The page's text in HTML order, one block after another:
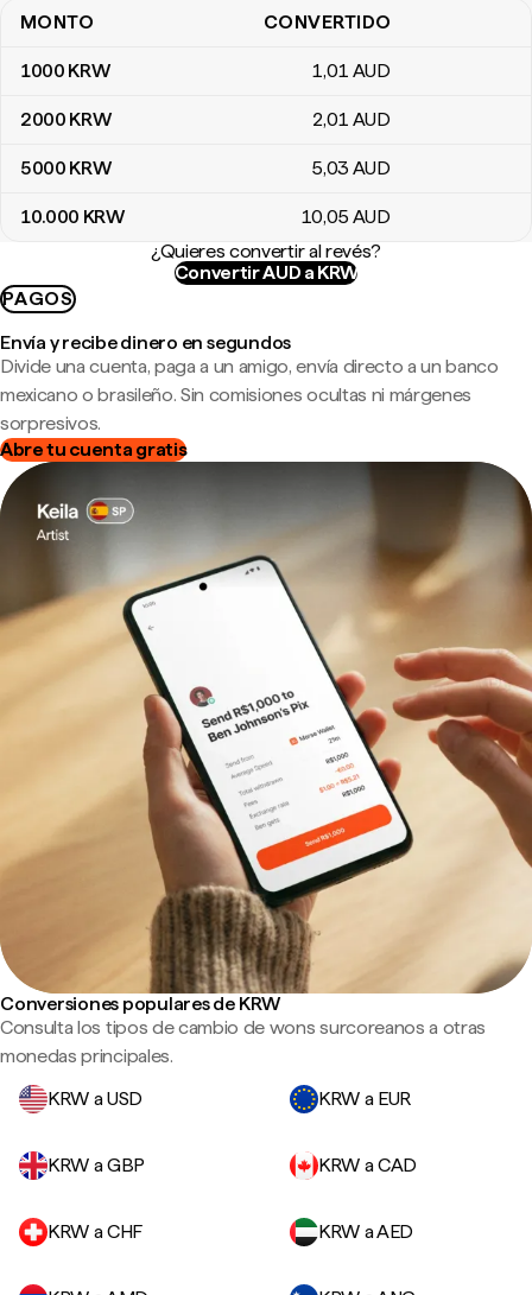
Tabla de conversión de wons surcoreanos a dólares australianos
MONTO CONVERTIDO
1000 KRW 1,01 AUD
2000 KRW 2,01 AUD
5000 KRW 5,03 AUD
10.000 KRW 10,05 AUD
¿Quieres convertir al revés?
Convertir AUD a KRW
PAGOS
Envía y recibe dinero en segundos
Divide una cuenta, paga a un amigo, envía directo a un banco
mexicano o brasileño. Sin comisiones ocultas ni márgenes
sorpresivos.
Abre tu cuenta gratis
Conversiones populares de KRW
Consulta los tipos de cambio de wons surcoreanos a otras
monedas principales.
KRW a USD
KRW a EUR
KRW a GBP KRW a CAD
KRW a CHF KRW a AED